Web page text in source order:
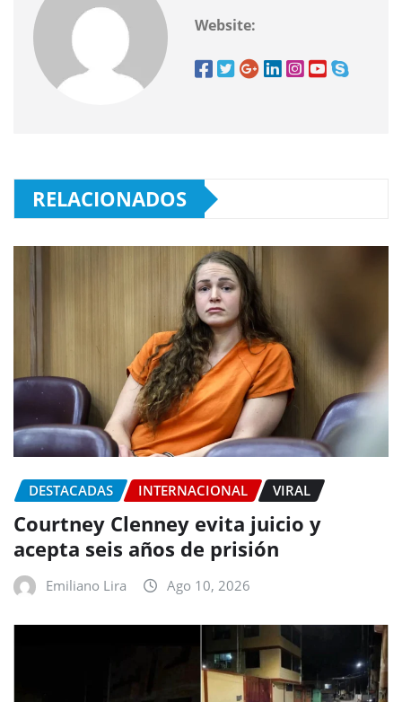
Website:
RELACIONADOS
DESTACADAS INTERNACIONAL VIRAL
Courtney Clenney evita juicio y
acepta seis años de prisión
Emiliano Lira Ago 10, 2026